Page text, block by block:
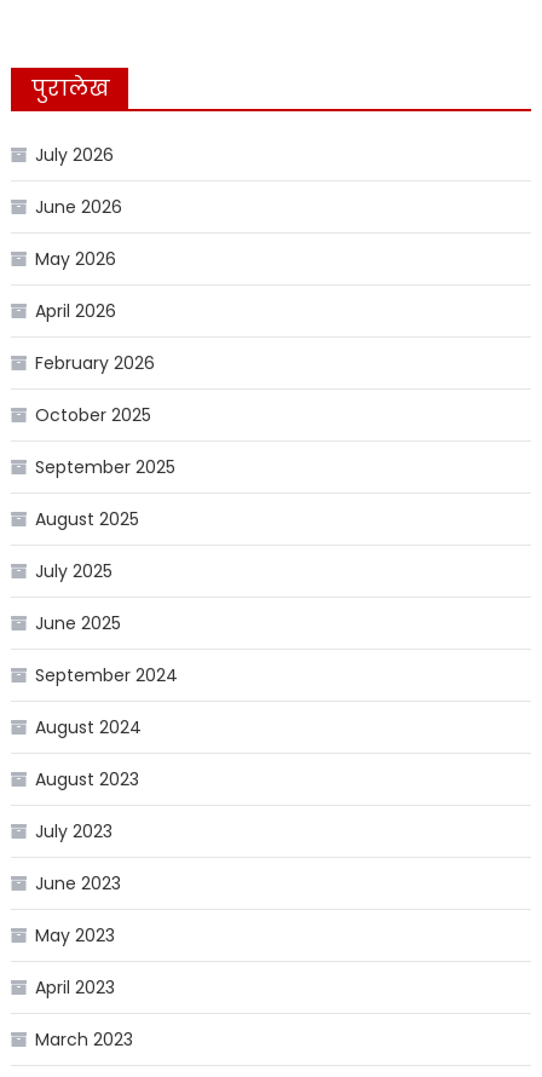
पुरालेख
July 2026
June 2026
May 2026
April 2026
February 2026
October 2025
September 2025
August 2025
July 2025
June 2025
September 2024
August 2024
August 2023
July 2023
June 2023
May 2023
April 2023
March 2023